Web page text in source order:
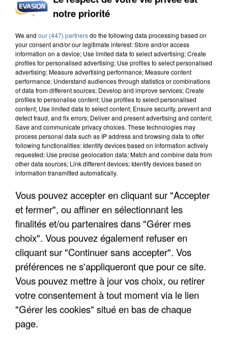
DE SOLIDARITÉ AVEC LES...
APRÈS TOUTES CES CANICULES, LES REFUGES
DE FAUNE SAUVAGE SONT...
notre priorité
We and our (447) partnersdo the following data processing based on
your consent and/or our legitimate interest: Store and/or access
information on a device; Use limited data to select advertising; Create
profiles for personalised advertising; Use profiles to select personalised
advertising; Measure advertising performance; Measure content
performance; Understand audiences through statistics or combinations
of data from different sources; Develop and improve services; Create
profiles to personalise content; Use profiles to select personalised
content; Use limited data to select content; Ensure security, prevent and
detect fraud, and fix errors; Deliver and present advertising and content;
Save and communicate privacy choices. These technologies may
process personal data such as IP address and browsing data to offer
following functionalities: Identify devices based on information actively
requested; Use precise geolocation data; Match and combine data from
other data sources; Link different devices; Identify devices based on
information transmitted automatically.
Vous pouvez accepter en cliquant sur "Accepter
et fermer", ou affiner en sélectionnant les
finalités et/ou partenaires dans "Gérer mes
choix". Vous pouvez également refuser en
cliquant sur "Continuer sans accepter". Vos
préférences ne s'appliqueront que pour ce site.
Vous pouvez mettre à jour vos choix, ou retirer
votre consentement à tout moment via le lien
"Gérer les cookies" situé en bas de chaque
page.